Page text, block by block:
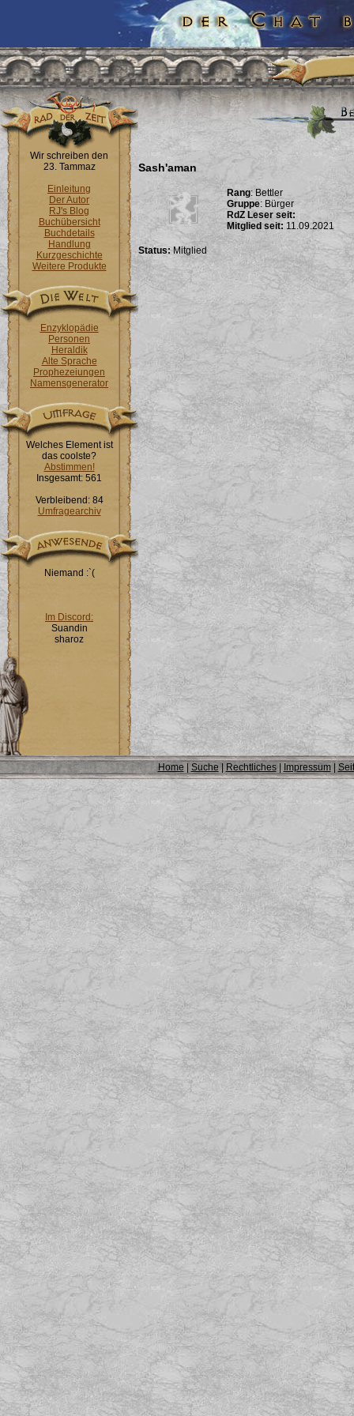
Wir schreiben den
23. Tammaz
Einleitung
Der Autor
RJ's Blog
Buchübersicht
Buchdetails
Handlung
Kurzgeschichte
Weitere Produkte
Enzyklopädie
Personen
Heraldik
Alte Sprache
Prophezeiungen
Namensgenerator
Welches Element ist
das coolste?
Abstimmen!
Insgesamt: 561
Verbleibend: 84
Umfragearchiv
Niemand :`(
Im Discord:
Suandin
sharoz
Sash'aman
Rang: Bettler
Gruppe: Bürger
RdZ Leser seit:
Mitglied seit: 11.09.2021
Status:Mitglied
Home| Suche | Rechtliches| Impressum|